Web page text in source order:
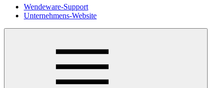
Wendeware-Support
Unternehmens-Website